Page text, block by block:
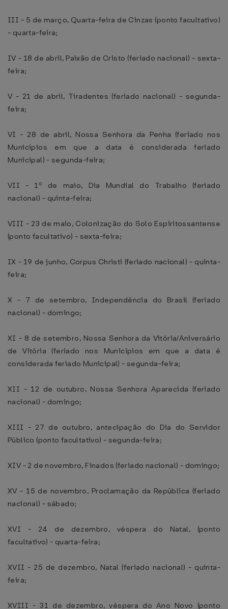
III - 5 de março, Quarta-feira de Cinzas (ponto facultativo)
- quarta-feira;
IV - 18 de abril, Paixão de Cristo (feriado nacional) - sexta-
feira;
V - 21 de abril, Tiradentes (feriado nacional) - segunda-
feira;
VI - 28 de abril, Nossa Senhora da Penha (feriado nos
Municípios em que a data é considerada feriado
Municipal) - segunda-feira;
VII - 1º de maio, Dia Mundial do Trabalho (feriado
nacional) - quinta-feira;
VIII - 23 de maio, Colonização do Solo Espiritossantense
(ponto facultativo) - sexta-feira;
IX - 19 de junho, Corpus Christi (feriado nacional) - quinta-
feira;
X - 7 de setembro, Independência do Brasil (feriado
nacional) - domingo;
XI - 8 de setembro, Nossa Senhora da Vitória/Aniversário
de Vitória (feriado nos Municípios em que a data é
considerada feriado Municipal) - segunda-feira;
XII - 12 de outubro, Nossa Senhora Aparecida (feriado
nacional) - domingo;
XIII - 27 de outubro, antecipação do Dia do Servidor
Público (ponto facultativo) - segunda-feira;
XIV - 2 de novembro, Finados (feriado nacional) - domingo;
XV - 15 de novembro, Proclamação da República (feriado
nacional) - sábado;
XVI - 24 de dezembro, véspera do Natal, (ponto
facultativo) - quarta-feira;
XVII - 25 de dezembro, Natal (feriado nacional) - quinta-
feira;
XVIII - 31 de dezembro, véspera do Ano Novo (ponto